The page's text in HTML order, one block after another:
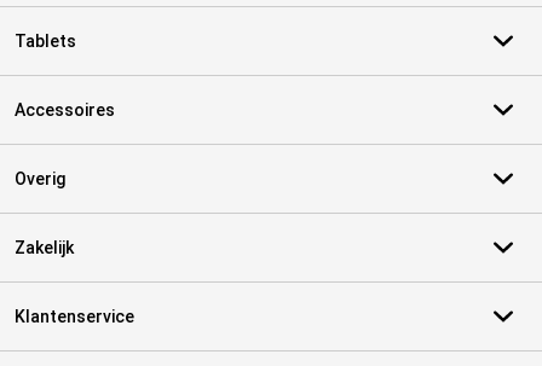
Tablets
Accessoires
Overig
Zakelijk
Klantenservice